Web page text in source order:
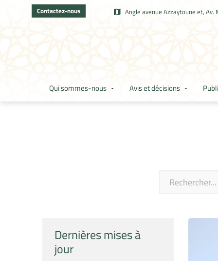
Contactez-nous Angle avenue Azzaytoune et, Av.
Qui sommes-nous Avis et décisions
Dernières mises à
jour